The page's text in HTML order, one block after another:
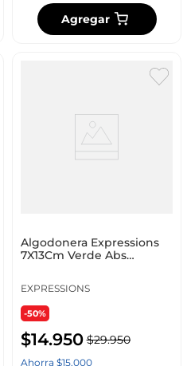
Agregar
Algodonera Expressions
7X13Cm Verde Abs
EXPRESSIONS
-50%
$14.950 $29.950
Ahorra $15.000